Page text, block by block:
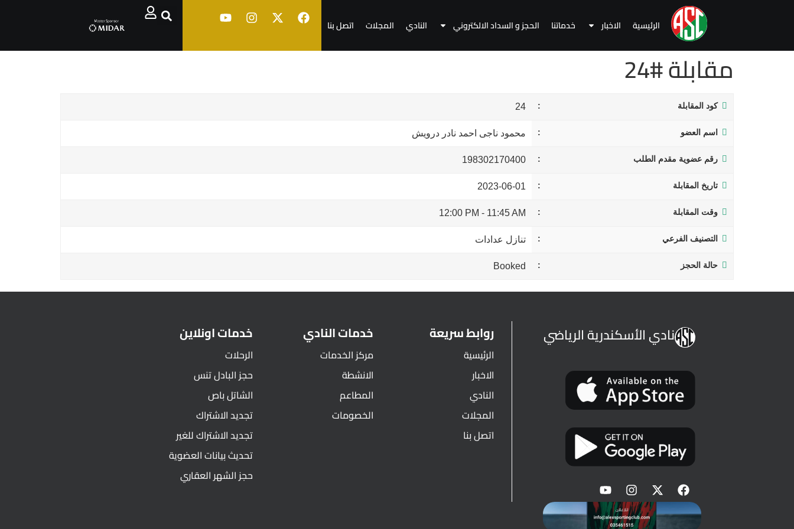
الرئيسية الاخبار خدماتنا الحجز و السداد الالكتروني النادي المجلات اتصل بنا
مقابلة #24
كود المقابلة 24
اسم العضو محمود ناجى احمد نادر درويش
رقم عضوية مقدم الطلب 198302170400
تاريخ المقابلة 2023-06-01
وقت المقابلة 11:45 AM
-
12:00 PM
التصنيف الفرعي تنازل عدادات
حالة الحجز Booked
نادي الأسكندرية الرياضي روابط سريعة
الرئيسية
الاخبار
النادي
المجلات
اتصل بنا
خدمات النادي
مركز الخدمات
الانشطة
المطاعم
الخصومات
خدمات اونلاين
الرحلات
حجز البادل تنس
الشاتل باص
تجديد الاشتراك
تجديد الاشتراك للغير
تحديث بيانات العضوية
حجز الشهر العقاري